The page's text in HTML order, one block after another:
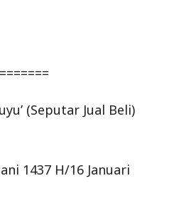
(Seputar Jual Beli)
1437 H/16 Januari